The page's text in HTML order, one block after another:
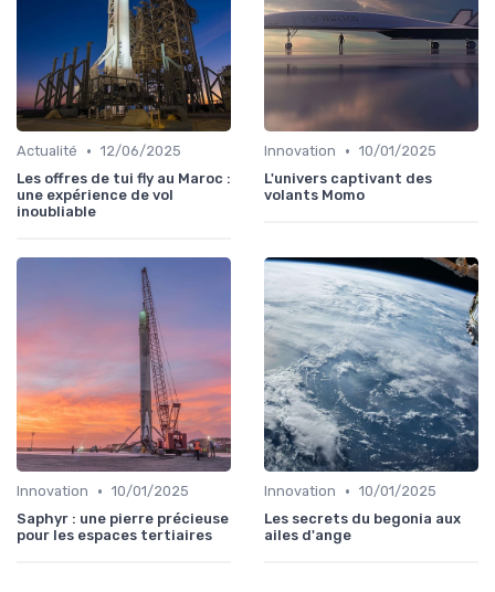
Actualité • 12/06/2025
Les offres de tui fly au Maroc :
une expérience de vol
inoubliable
Innovation • 10/01/2025
L'univers captivant des
volants Momo
Innovation • 10/01/2025
Saphyr : une pierre précieuse
pour les espaces tertiaires
Innovation • 10/01/2025
Les secrets du begonia aux
ailes d'ange